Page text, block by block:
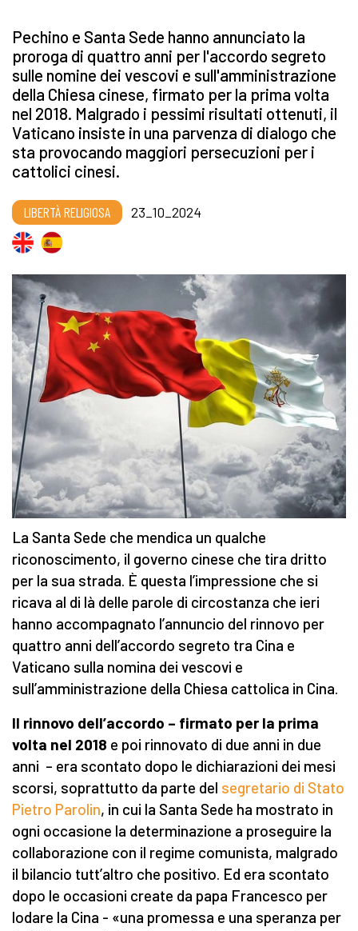
Pechino e Santa Sede hanno annunciato la
proroga di quattro anni per l'accordo segreto
sulle nomine dei vescovi e sull'amministrazione
della Chiesa cinese, firmato per la prima volta
nel 2018. Malgrado i pessimi risultati ottenuti, il
Vaticano insiste in una parvenza di dialogo che
sta provocando maggiori persecuzioni per i
cattolici cinesi.
LIBERTÀ RELIGIOSA 23_10_2024
La Santa Sede che mendica un qualche
riconoscimento, il governo cinese che tira dritto
per la sua strada. È questa l’impressione che si
ricava al di là delle parole di circostanza che ieri
hanno accompagnato l’annuncio del rinnovo per
quattro anni dell’accordo segreto tra Cina e
Vaticano sulla nomina dei vescovi e
sull’amministrazione della Chiesa cattolica in Cina.
Il rinnovo dell’accordo – firmato per la prima
volta nel 2018 e poi rinnovato di due anni in due
anni – era scontato dopo le dichiarazioni dei mesi
scorsi, soprattutto da parte del segretario di Stato
Pietro Parolin, in cui la Santa Sede ha mostrato in
ogni occasione la determinazione a proseguire la
collaborazione con il regime comunista, malgrado
il bilancio tutt’altro che positivo. Ed era scontato
dopo le occasioni create da papa Francesco per
lodare la Cina - «una promessa e una speranza per